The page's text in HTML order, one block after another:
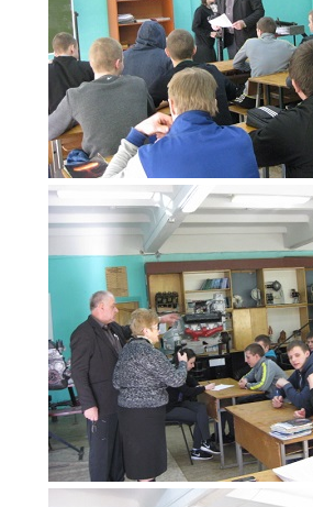
Региональная инновационная
СВЕДЕНИЯ ОБ
Основные сведения
Структура и органы управления
организацией
Документы
Образование
Образовательные стандарты и
Руководство
Педагогический состав
Материально-техническое
оснащенность
Доступная среда
Стипендии и меры поддержки
Платные образовательные
Финансово-хозяйственная